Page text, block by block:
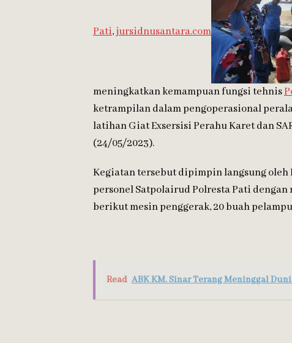
Pati,jursidnusantara.com
meningkatkan kemampuan fungsi tehnis
ketrampilan dalam pengoperasional
latihan Giat Exsersisi Perahu Karet dan
(24/05/2023).
Kegiatan tersebut dipimpin langsung oleh
personel Satpolairud Polresta Pati
berikut mesin penggerak, 20 buah
Read ABK KM. Sinar Terang Meninggal